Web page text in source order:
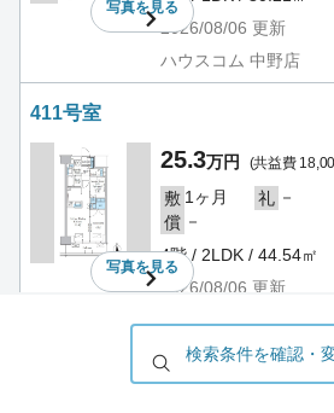
写真を見る
2026/08/06 更新
ハウスコム 中野店
411号室
写真を見る
25.3万円 (共益費
敷 1ヶ月 礼 －
償 －
4階 / 2LDK / 44.54㎡
2026/08/06 更新
ハウスコム 高田馬場店
検索条件を確認・